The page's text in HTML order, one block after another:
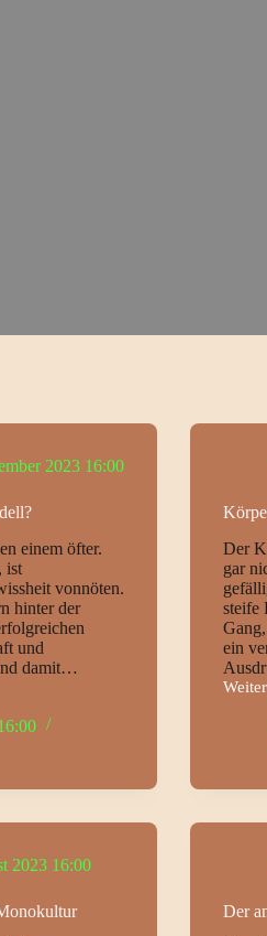
2023 16:00
einem öfter.
ist
vonnöten.
hinter der
und
damit…
Der
gar
steife
ein
2023 16:00
Der